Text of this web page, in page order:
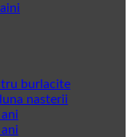
burlacite
nasterii